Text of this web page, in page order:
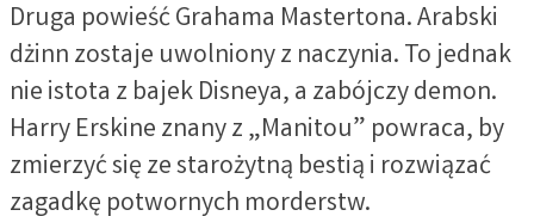
Druga powieść Grahama Mastertona. Arabski
dżinn zostaje uwolniony z naczynia. To jednak
nie istota z bajek Disneya, a zabójczy demon.
Harry Erskine znany z „Manitou” powraca, by
zmierzyć się ze starożytną bestią i rozwiązać
zagadkę potwornych morderstw.